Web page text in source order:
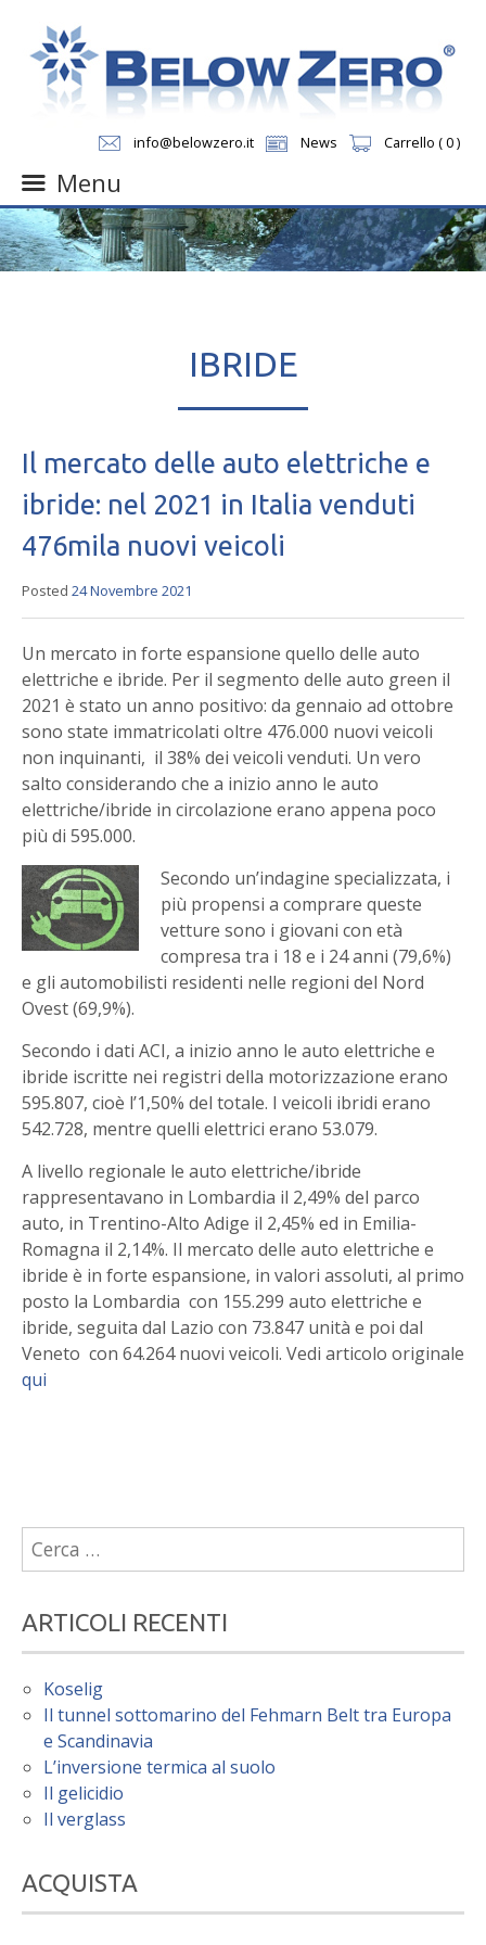
info@belowzero.it News Carrello ( 0 )
Menu
Skip
to
content
IBRIDE
Il mercato delle auto elettriche e
ibride: nel 2021 in Italia venduti
476mila nuovi veicoli
Posted 24 Novembre 2021
Un mercato in forte espansione quello delle auto
elettriche e ibride. Per il segmento delle auto green il
2021 è stato un anno positivo: da gennaio ad ottobre
sono state immatricolati oltre 476.000 nuovi veicoli
non inquinanti, il 38% dei veicoli venduti. Un vero
salto considerando che a inizio anno le auto
elettriche/ibride in circolazione erano appena poco
più di 595.000.
Secondo un’indagine specializzata, i
più propensi a comprare queste
vetture sono i giovani con età
compresa tra i 18 e i 24 anni (79,6%)
e gli automobilisti residenti nelle regioni del Nord
Ovest (69,9%).
Secondo i dati ACI, a inizio anno le auto elettriche e
ibride iscritte nei registri della motorizzazione erano
595.807, cioè l’1,50% del totale. I veicoli ibridi erano
542.728, mentre quelli elettrici erano 53.079.
A livello regionale le auto elettriche/ibride
rappresentavano in Lombardia il 2,49% del parco
auto, in Trentino-Alto Adige il 2,45% ed in Emilia-
Romagna il 2,14%. Il mercato delle auto elettriche e
ibride è in forte espansione, in valori assoluti, al primo
posto la Lombardia con 155.299 auto elettriche e
ibride, seguita dal Lazio con 73.847 unità e poi dal
Veneto con 64.264 nuovi veicoli. Vedi articolo originale
qui
Ricerca
per:
ARTICOLI RECENTI
Koselig
Il tunnel sottomarino del Fehmarn Belt tra Europa
e Scandinavia
L’inversione termica al suolo
Il gelicidio
Il verglass
ACQUISTA